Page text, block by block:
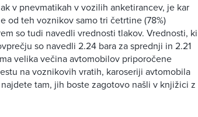
v pnevmatikah v vozilih anketirancev, je kar
od teh voznikov samo tri četrtine (78%)
so tudi navedli vrednosti tlakov. Vrednosti, ki
so navedli 2.24 bara za sprednji in 2.21
velika večina avtomobilov priporočene
na voznikovih vratih, karoseriji avtomobila
tam, jih boste zagotovo našli v knjižici z